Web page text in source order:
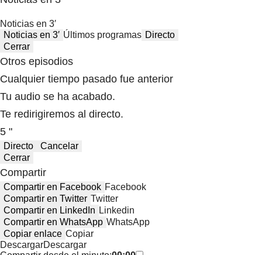
Noticias en 3′
Noticias en 3′ Últimos programas Directo
Cerrar
Otros episodios
Cualquier tiempo pasado fue anterior
Tu audio se ha acabado.
Te redirigiremos al directo.
5 "
Directo
Cancelar
Cerrar
Compartir
Compartir en Facebook Facebook
Compartir en Twitter Twitter
Compartir en LinkedIn Linkedin
Compartir en WhatsApp WhatsApp
Copiar enlace Copiar
DescargarDescargar